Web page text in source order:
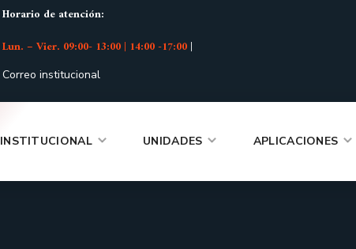
Horario de atención:
Lun. – Vier. 09:00- 13:00 | 14:00 -17:00|
Correo institucional
INSTITUCIONAL UNIDADES APLICACIONES